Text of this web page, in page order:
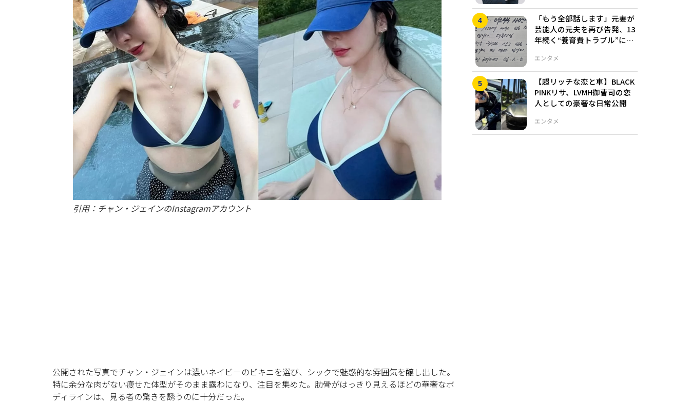
引用：チャン・ジェインのInstagramアカウント
公開された写真でチャン・ジェインは濃いネイビーのビキニを選び、シックで魅惑的な雰囲気を醸し出した。
特に余分な肉がない痩せた体型がそのまま露わになり、注目を集めた。肋骨がはっきり見えるほどの華奢なボ
ディラインは、見る者の驚きを誘うのに十分だった。
エンタメ
「もう全部話します」元妻が
芸能人の元夫を再び告発、13
年続く“養育費トラブル”に波
エンタメ
【超リッチな恋と車】BLACK
PINKリサ、LVMH御曹司の恋
人としての豪奢な日常公開